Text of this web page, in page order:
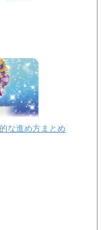
な進め方まとめ